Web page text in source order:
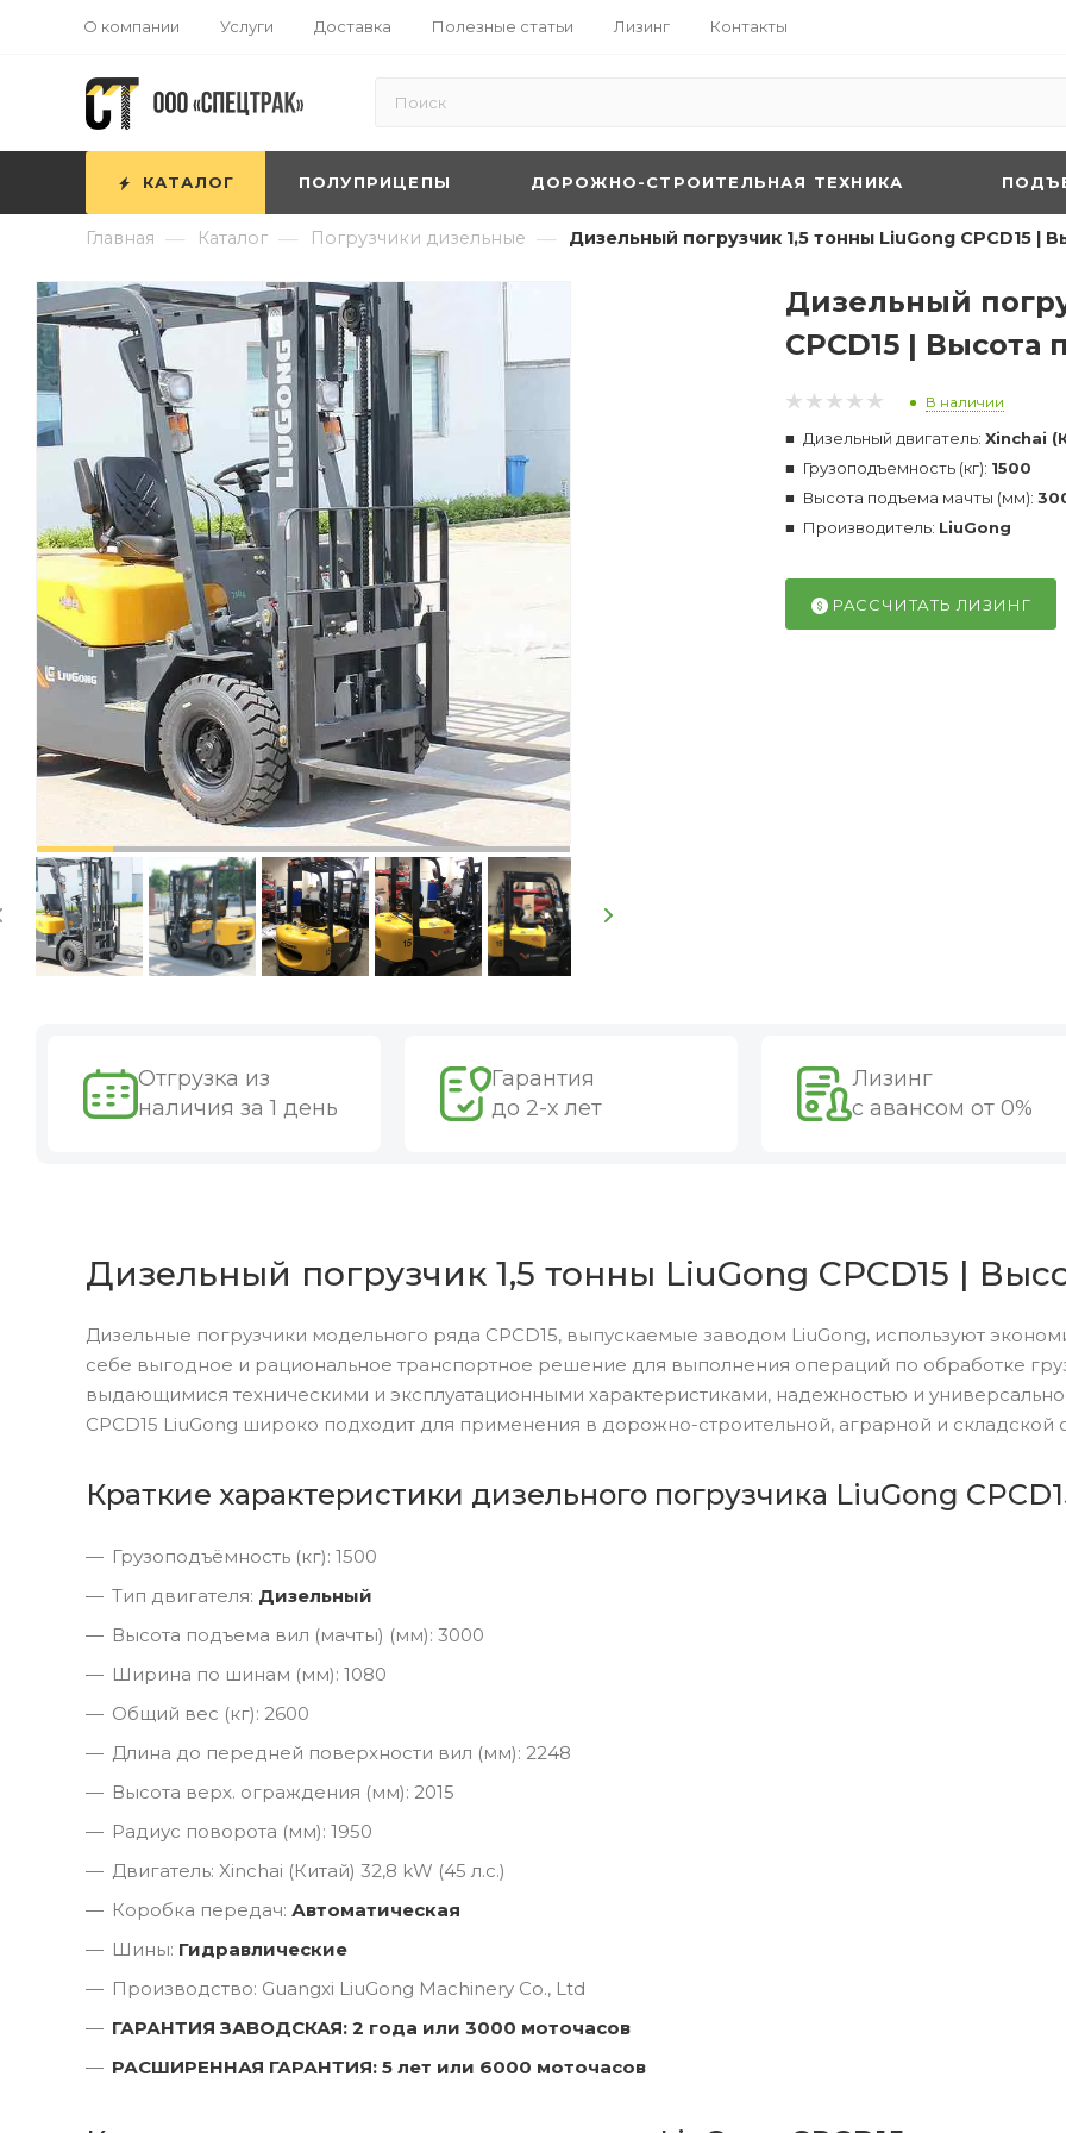
О компании Услуги Доставка Полезные статьи Лизинг Контакты
КАТАЛОГ ПОЛУПРИЦЕПЫ ДОРОЖНО-СТРОИТЕЛЬНАЯ ТЕХНИКА
Главная — Каталог — Погрузчики дизельные — Дизельный погрузчик 1,5 тонны LiuGong CPCD15 |
Дизельный
CPCD15 | Высота
В наличии
Дизельный двигатель: Xinchai
Грузоподъемность (кг): 1500
Высота подъема мачты (мм):
Производитель: LiuGong
РАССЧИТАТЬ ЛИЗИНГ
Отгрузка из
наличия за 1 день
Гарантия
до 2-х лет
Лизинг
с авансом от 0%
Дизельный погрузчик 1,5 тонны LiuGong CPCD15 |
Дизельные погрузчики модельного ряда CPCD15, выпускаемые заводом LiuGong, используют
себе выгодное и рациональное транспортное решение для выполнения операций по обработке
выдающимися техническими и эксплуатационными характеристиками, надежностью и
CPCD15 LiuGong широко подходит для применения в дорожно-строительной, аграрной и складской
Краткие характеристики дизельного погрузчика LiuGong
Грузоподъёмность (кг): 1500
Тип двигателя: Дизельный
Высота подъема вил (мачты) (мм): 3000
Ширина по шинам (мм): 1080
Общий вес (кг): 2600
Длина до передней поверхности вил (мм): 2248
Высота верх. ограждения (мм): 2015
Радиус поворота (мм): 1950
Двигатель: Xinchai (Китай) 32,8 kW (45 л.с.)
Коробка передач: Автоматическая
Шины: Гидравлические
Производство: Guangxi LiuGong Machinery Co., Ltd
ГАРАНТИЯ ЗАВОДСКАЯ: 2 года или 3000 моточасов
РАСШИРЕННАЯ ГАРАНТИЯ: 5 лет или 6000 моточасов